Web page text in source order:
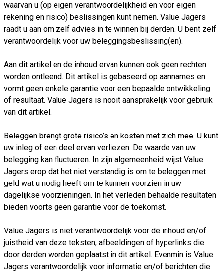
waarvan u (op eigen verantwoordelijkheid en voor eigen
rekening en risico) beslissingen kunt nemen. Value Jagers
raadt u aan om zelf advies in te winnen bij derden. U bent zelf
verantwoordelijk voor uw beleggingsbeslissing(en).
Aan dit artikel en de inhoud ervan kunnen ook geen rechten
worden ontleend. Dit artikel is gebaseerd op aannames en
vormt geen enkele garantie voor een bepaalde ontwikkeling
of resultaat. Value Jagers is nooit aansprakelijk voor gebruik
van dit artikel.
Beleggen brengt grote risico’s en kosten met zich mee. U kunt
uw inleg of een deel ervan verliezen. De waarde van uw
belegging kan fluctueren. In zijn algemeenheid wijst Value
Jagers erop dat het niet verstandig is om te beleggen met
geld wat u nodig heeft om te kunnen voorzien in uw
dagelijkse voorzieningen. In het verleden behaalde resultaten
bieden voorts geen garantie voor de toekomst.
Value Jagers is niet verantwoordelijk voor de inhoud en/of
juistheid van deze teksten, afbeeldingen of hyperlinks die
door derden worden geplaatst in dit artikel. Evenmin is Value
Jagers verantwoordelijk voor informatie en/of berichten die